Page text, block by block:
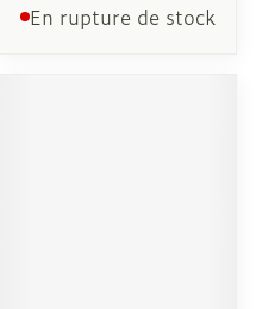
En rupture de stock